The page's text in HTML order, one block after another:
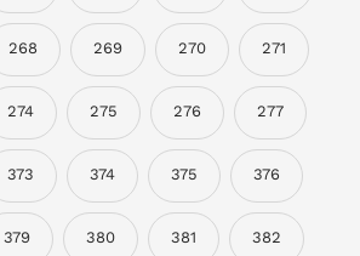
268 269 270 271
274 275 276 277
373 374 375 376
379 380 381 382